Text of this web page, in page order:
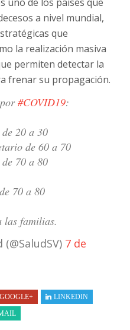
a nivel mundial,
que
la realización masiva
permiten detectar la
frenar su propagación.
#COVID19:
20 a 30
de 60 a 70
70 a 80
70 a 80
las familias.
7 de
GOOGLE+
LINKEDIN